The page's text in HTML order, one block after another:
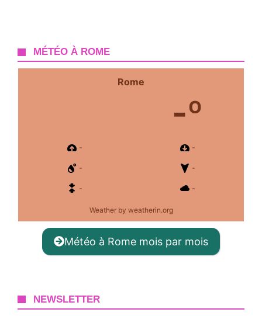
MÉTÉO À ROME
Rome
-º
- -
- -
- -
Weatherby weatherin.org
Météo à Rome mois par mois
NEWSLETTER